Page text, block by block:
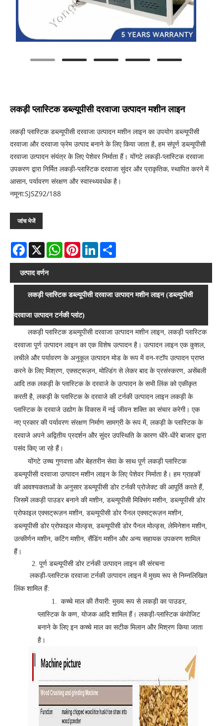
लकड़ी प्लास्टिक डब्ल्यूपीसी दरवाजा उत्पादन मशीन लाइन
लकड़ी प्लास्टिक डब्ल्यूपीसी दरवाजा उत्पादन मशीन लाइन का उपयोग डब्ल्यूपीसी
दरवाजा और दरवाजा फ्रेम उत्पाद बनाने के लिए किया जाता है, हम संपूर्ण डब्ल्यूपीसी
दरवाजा उत्पादन संयंत्र के लिए पेशेवर निर्माता हैं। योंगटे लकड़ी-प्लास्टिक दरवाजा
उपकरण द्वारा निर्मित लकड़ी-प्लास्टिक दरवाजा सुंदर और प्राकृतिक, स्थापित करने में
आसान, पर्यावरण संरक्षण और स्वास्थ्यवर्धक है।
नमूना:SJSZ92/188
जांच भेजें
Facebook
X WhatsAppPinterestLinkedIn
उत्पाद वर्णन
लकड़ी प्लास्टिक डब्ल्यूपीसी दरवाजा उत्पादन मशीन लाइन (डब्ल्यूपीसी
दरवाजा उत्पादन टर्नकी प्लांट)
लकड़ी प्लास्टिक डब्ल्यूपीसी दरवाजा उत्पादन मशीन लाइन, लकड़ी प्लास्टिक
दरवाजा पूर्ण उत्पादन लाइन का एक विशेष उत्पादन है। उत्पादन लाइन एक कुशल,
लचीले और पर्यावरण के अनुकूल उत्पादन मोड के रूप में वन-स्टॉप उत्पादन प्राप्त
करने के लिए मिश्रण, एक्सट्रूज़न, मोल्डिंग से लेकर बाद के प्रसंस्करण, असेंबली
आदि तक लकड़ी के प्लास्टिक के दरवाजे के उत्पादन के सभी लिंक को एकीकृत
करती है, लकड़ी के प्लास्टिक के दरवाजे की टर्नकी उत्पादन लाइन लकड़ी के
प्लास्टिक के दरवाजे उद्योग के विकास में नई जीवन शक्ति का संचार करेगी। एक
नए प्रकार की पर्यावरण संरक्षण निर्माण सामग्री के रूप में, लकड़ी के प्लास्टिक के
दरवाजे अपने अद्वितीय प्रदर्शन और सुंदर उपस्थिति के कारण धीरे-धीरे बाजार द्वारा
पसंद किए जा रहे हैं।
योंगटे उच्च गुणवत्ता और बेहतरीन सेवा के साथ पूर्ण लकड़ी प्लास्टिक
डब्ल्यूपीसी दरवाजा उत्पादन मशीन लाइन के लिए पेशेवर निर्माता है। हम ग्राहकों
की आवश्यकताओं के अनुसार डब्ल्यूपीसी डोर टर्नकी प्रोजेक्ट की आपूर्ति करते हैं,
जिसमें लकड़ी पाउडर बनाने की मशीन, डब्ल्यूपीसी मिक्सिंग मशीन, डब्ल्यूपीसी डोर
प्रोफाइल एक्सट्रूज़न मशीन, डब्ल्यूपीसी डोर पैनल एक्सट्रूज़न मशीन,
डब्ल्यूपीसी डोर प्रोफाइल मोल्ड्स, डब्ल्यूपीसी डोर पैनल मोल्ड्स, लेमिनेशन मशीन,
उत्कीर्णन मशीन, कटिंग मशीन, सैंडिंग मशीन और अन्य सहायक उपकरण शामिल
हैं।
2. पूर्ण डब्ल्यूपीसी डोर टर्नकी उत्पादन लाइन की संरचना
लकड़ी-प्लास्टिक दरवाजा टर्नकी उत्पादन लाइन में मुख्य रूप से निम्नलिखित
लिंक शामिल हैं:
1. कच्चे माल की तैयारी: मुख्य रूप से लकड़ी का पाउडर,
प्लास्टिक के कण, योजक आदि शामिल हैं। लकड़ी-प्लास्टिक कंपोजिट
बनाने के लिए इन कच्चे माल का सटीक मिलान और मिश्रण किया जाता
है।